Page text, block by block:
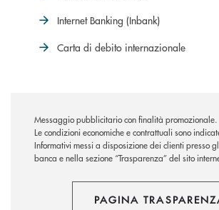
Internet Banking (Inbank)
Carta di debito internazionale
Messaggio pubblicitario con finalità promozionale.
Le condizioni economiche e contrattuali sono
Informativi messi a disposizione dei clienti presso
banca e nella sezione “Trasparenza” del sito
PAGINA